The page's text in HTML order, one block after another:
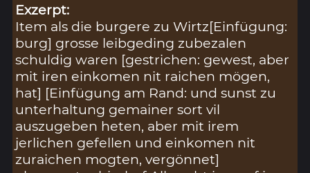
Exzerpt:
Item als die burgere zu Wirtz[Einfügung:
burg] grosse leibgeding zubezalen
schuldig waren [gestrichen: gewest, aber
mit iren einkomen nit raichen mögen,
hat] [Einfügung am Rand: und sunst zu
unterhaltung gemainer sort vil
auszugeben heten, aber mit irem
jerlichen gefellen und einkomen nit
zuraichen mogten, vergönnet]